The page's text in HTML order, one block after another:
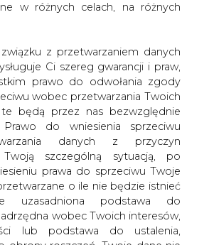
w różnych celach, na różnych
z przetwarzaniem danych
Ci szereg gwarancji i praw,
prawo do odwołania zgody
wobec przetwarzania Twoich
te będą przez nas bezwzględnie
Prawo do wniesienia sprzeciwu
danych z przyczyn
szczególną sytuacją, po
prawa do sprzeciwu Twoje
o ile nie będzie istnieć
uzasadniona podstawa do
wobec Twoich interesów,
lub podstawa do ustalenia,
- wspólpraca z
na Politechnice
odbyło się spotkanie
Rady Społecznej
&#8211;
Wzięli w nim udział
firm branży
z całej Polski,